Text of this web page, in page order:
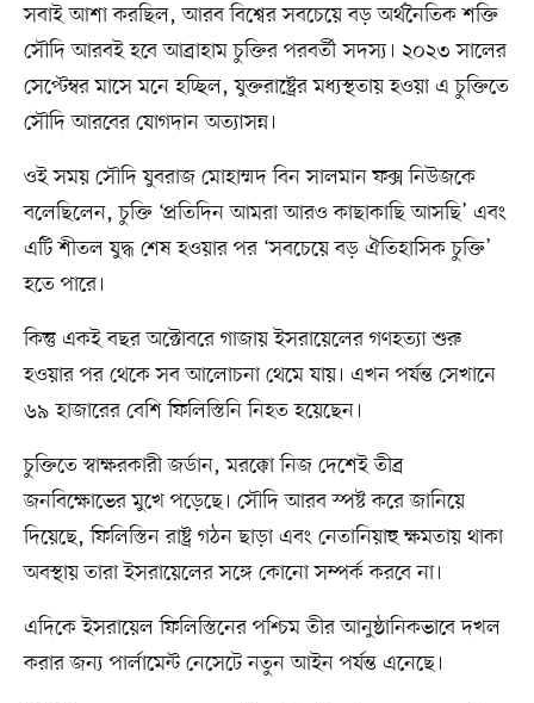
সবাই আশা করছিল, আরব বিশ্বের সবচেয়ে বড় অর্থনৈতিক শক্তি
সৌদি আরবই হবে আব্রাহাম চুক্তির পরবর্তী সদস্য। ২০২৩ সালের
সেপ্টেম্বর মাসে মনে হচ্ছিল, যুক্তরাষ্ট্রের মধ্যস্থতায় হওয়া এ চুক্তিতে
সৌদি আরবের যোগদান অত্যাসন্ন।
ওই সময় সৌদি যুবরাজ মোহাম্মদ বিন সালমান ফক্স নিউজকে
বলেছিলেন, চুক্তি ‘প্রতিদিন আমরা আরও কাছাকাছি আসছি’ এবং
এটি শীতল যুদ্ধ শেষ হওয়ার পর ‘সবচেয়ে বড় ঐতিহাসিক চুক্তি’
হতে পারে।
কিন্তু একই বছর অক্টোবরে গাজায় ইসরায়েলের গণহত্যা শুরু
হওয়ার পর থেকে সব আলোচনা থেমে যায়। এখন পর্যন্ত সেখানে
৬৯ হাজারের বেশি ফিলিস্তিনি নিহত হয়েছেন।
চুক্তিতে স্বাক্ষরকারী জর্ডান, মরক্কো নিজ দেশেই তীব্র
জনবিক্ষোভের মুখে পড়েছে। সৌদি আরব স্পষ্ট করে জানিয়ে
দিয়েছে, ফিলিস্তিন রাষ্ট্র গঠন ছাড়া এবং নেতানিয়াহু ক্ষমতায় থাকা
অবস্থায় তারা ইসরায়েলের সঙ্গে কোনো সম্পর্ক করবে না।
এদিকে ইসরায়েল ফিলিস্তিনের পশ্চিম তীর আনুষ্ঠানিকভাবে দখল
করার জন্য পার্লামেন্ট নেসেটে নতুন আইন পর্যন্ত এনেছে।